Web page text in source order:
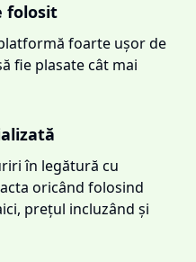
folosit
foarte ușor de
fie plasate cât mai
în legătură cu
oricând folosind
prețul incluzând și